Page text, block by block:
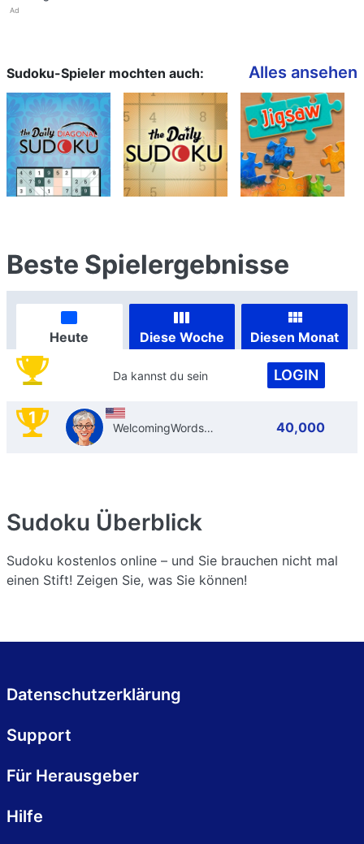
Ad
Sudoku-Spieler mochten auch: Alles ansehen
Beste Spielergebnisse
Heute Diese Woche Diesen Monat
Da kannst du sein LOGIN
1 WelcomingWordsmith34 40,000
Sudoku Überblick
Sudoku kostenlos online – und Sie brauchen nicht mal
einen Stift! Zeigen Sie, was Sie können!
Datenschutzerklärung
Support
Für Herausgeber
Hilfe